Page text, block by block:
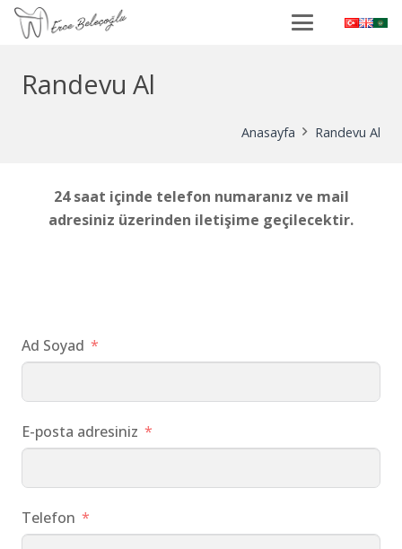
Randevu Al
Anasayfa Randevu Al
24 saat içinde telefon numaranız ve mail
adresiniz üzerinden iletişime geçilecektir.
Ad Soyad
E-posta adresiniz
Telefon